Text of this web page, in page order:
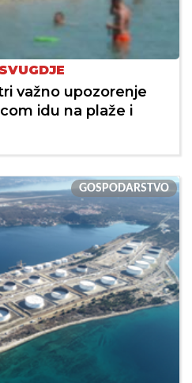
važno upozorenje
idu na plaže i
GOSPODARSTVO